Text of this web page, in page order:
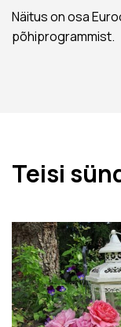
Näitus on osa
põhiprogrammist.
Teisi